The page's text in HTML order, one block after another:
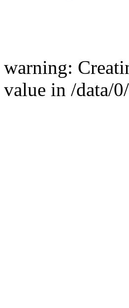
warning:
value in /data/